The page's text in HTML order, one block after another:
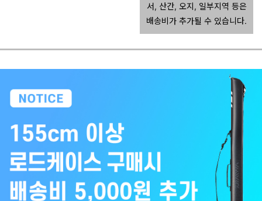
서, 산간, 오지, 일부지역 등은
배송비가 추가될 수 있습니다.